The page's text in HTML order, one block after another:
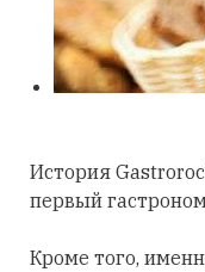
История
первый
Кроме того,